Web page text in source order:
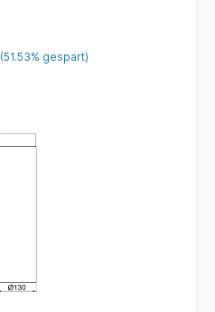
(51.53% gespart)